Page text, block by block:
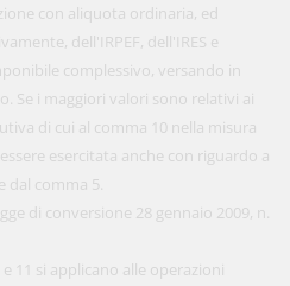
con aliquota ordinaria, ed
dell'IRPEF, dell'IRES e
complessivo, versando in
Se i maggiori valori sono relativi ai
di cui al comma 10 nella misura
esercitata anche con riguardo a
comma 5.
di conversione 28 gennaio 2009, n.
11 si applicano alle operazioni